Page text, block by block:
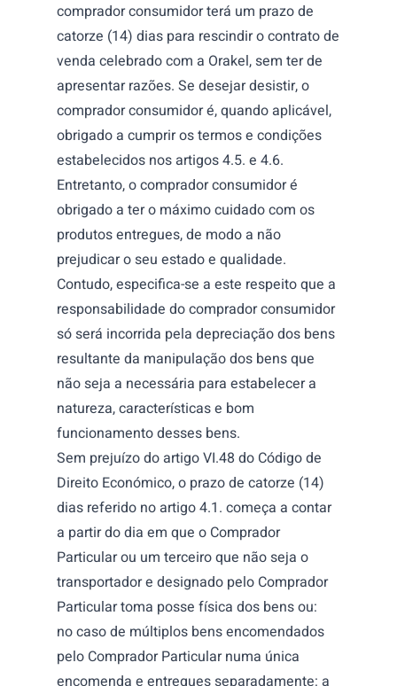
comprador consumidor terá um prazo de
catorze (14) dias para rescindir o contrato de
venda celebrado com a Orakel, sem ter de
apresentar razões. Se desejar desistir, o
comprador consumidor é, quando aplicável,
obrigado a cumprir os termos e condições
estabelecidos nos artigos 4.5. e 4.6.
Entretanto, o comprador consumidor é
obrigado a ter o máximo cuidado com os
produtos entregues, de modo a não
prejudicar o seu estado e qualidade.
Contudo, especifica-se a este respeito que a
responsabilidade do comprador consumidor
só será incorrida pela depreciação dos bens
resultante da manipulação dos bens que
não seja a necessária para estabelecer a
natureza, características e bom
funcionamento desses bens.
Sem prejuízo do artigo VI.48 do Código de
Direito Económico, o prazo de catorze (14)
dias referido no artigo 4.1. começa a contar
a partir do dia em que o Comprador
Particular ou um terceiro que não seja o
transportador e designado pelo Comprador
Particular toma posse física dos bens ou:
no caso de múltiplos bens encomendados
pelo Comprador Particular numa única
encomenda e entregues separadamente: a